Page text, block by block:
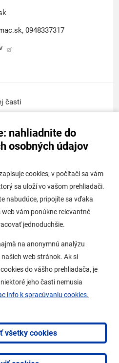
nahliadnite do
osobných údajov
cookies, v počítači sa vám
sa uloží vo vašom prehliadači.
nabudúce, pripojíte sa vďaka
vám ponúkne relevantné
jednoduchšie.
na anonymnú analýzu
web stránok. Ak si
do vášho prehliadača, je
jeho časti nemusia
info k spracúvaniu cookies.
všetky cookies
0948337317
časti
úradu